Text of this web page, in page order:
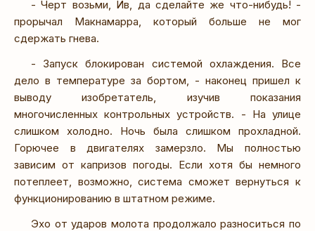
- Черт возьми, Ив, да сделайте же что-нибудь! -
прорычал Макнамарра, который больше не мог
сдержать гнева.
- Запуск блокирован системой охлаждения. Все
дело в температуре за бортом, - наконец пришел к
выводу изобретатель, изучив показания
многочисленных контрольных устройств. - На улице
слишком холодно. Ночь была слишком прохладной.
Горючее в двигателях замерзло. Мы полностью
зависим от капризов погоды. Если хотя бы немного
потеплеет, возможно, система сможет вернуться к
функционированию в штатном режиме.
Эхо от ударов молота продолжало разноситься по